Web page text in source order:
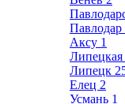
Павлодар
Аксу 1
Липецкая
Липецк
Елец 2
Усмань 1